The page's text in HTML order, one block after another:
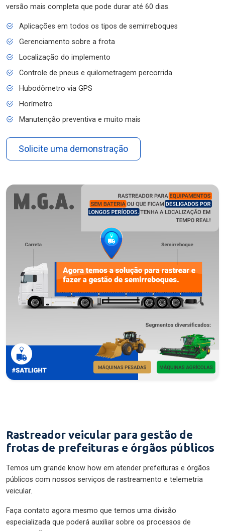
versão mais completa que pode durar até 60 dias.
Aplicações em todos os tipos de semirreboques
Gerenciamento sobre a frota
Localização do implemento
Controle de pneus e quilometragem percorrida
Hubodômetro via GPS
Horímetro
Manutenção preventiva e muito mais
Solicite uma demonstração
Rastreador veicular para gestão de
frotas de prefeituras e órgãos públicos
Temos um grande know how em atender prefeituras e órgãos
públicos com nossos serviços de rastreamento e telemetria
veicular.
Faça contato agora mesmo que temos uma divisão
especializada que poderá auxiliar sobre os processos de